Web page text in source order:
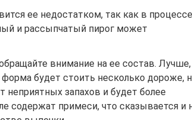
ее недостатком, так как в процессе
и рассыпчатый пирог может
внимание на ее состав. Лучше,
форма будет стоить несколько дороже,
неприятных запахов и будет более
содержат примеси, что сказывается и